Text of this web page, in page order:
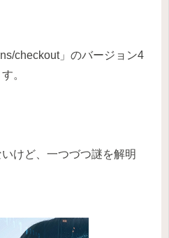
checkout」のバージョン4
。
けど、一つづつ謎を解明